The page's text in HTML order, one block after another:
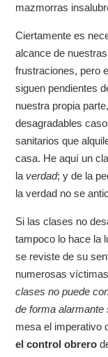
mazmorras
Ciertamente es
alcance de
frustraciones, pero
siguen pendientes
nuestra propia
desagradables
sanitarios que
casa. He aquí un
la verdad; y de la
la verdad no se
Si las clases no
tampoco lo hace la
se reviste de su
numerosas
clases no puede
de forma alarmante
mesa el imperativo
el control obrero